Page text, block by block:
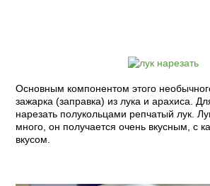
Основным компонентом этого
зажарка (заправка) из лука и арахиса.
нарезать полукольцами репчатый лук.
много, он получается очень вкусным, с
вкусом.